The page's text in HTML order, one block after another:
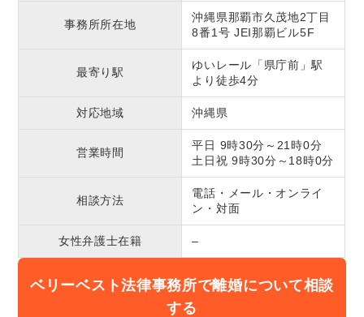
事務所所在地
沖縄県那覇市久茂地2丁目
8番1号 JEI那覇ビル5F
最寄り駅
ゆいレール「県庁前」駅
より徒歩4分
対応地域 沖縄県
営業時間
平日 9時30分～21時0分
土日祝 9時30分～18時0分
相談方法
電話・メール・オンライ
ン・対面
女性弁護士在籍 –
ベリーベスト法律事務所で離婚について相談
する